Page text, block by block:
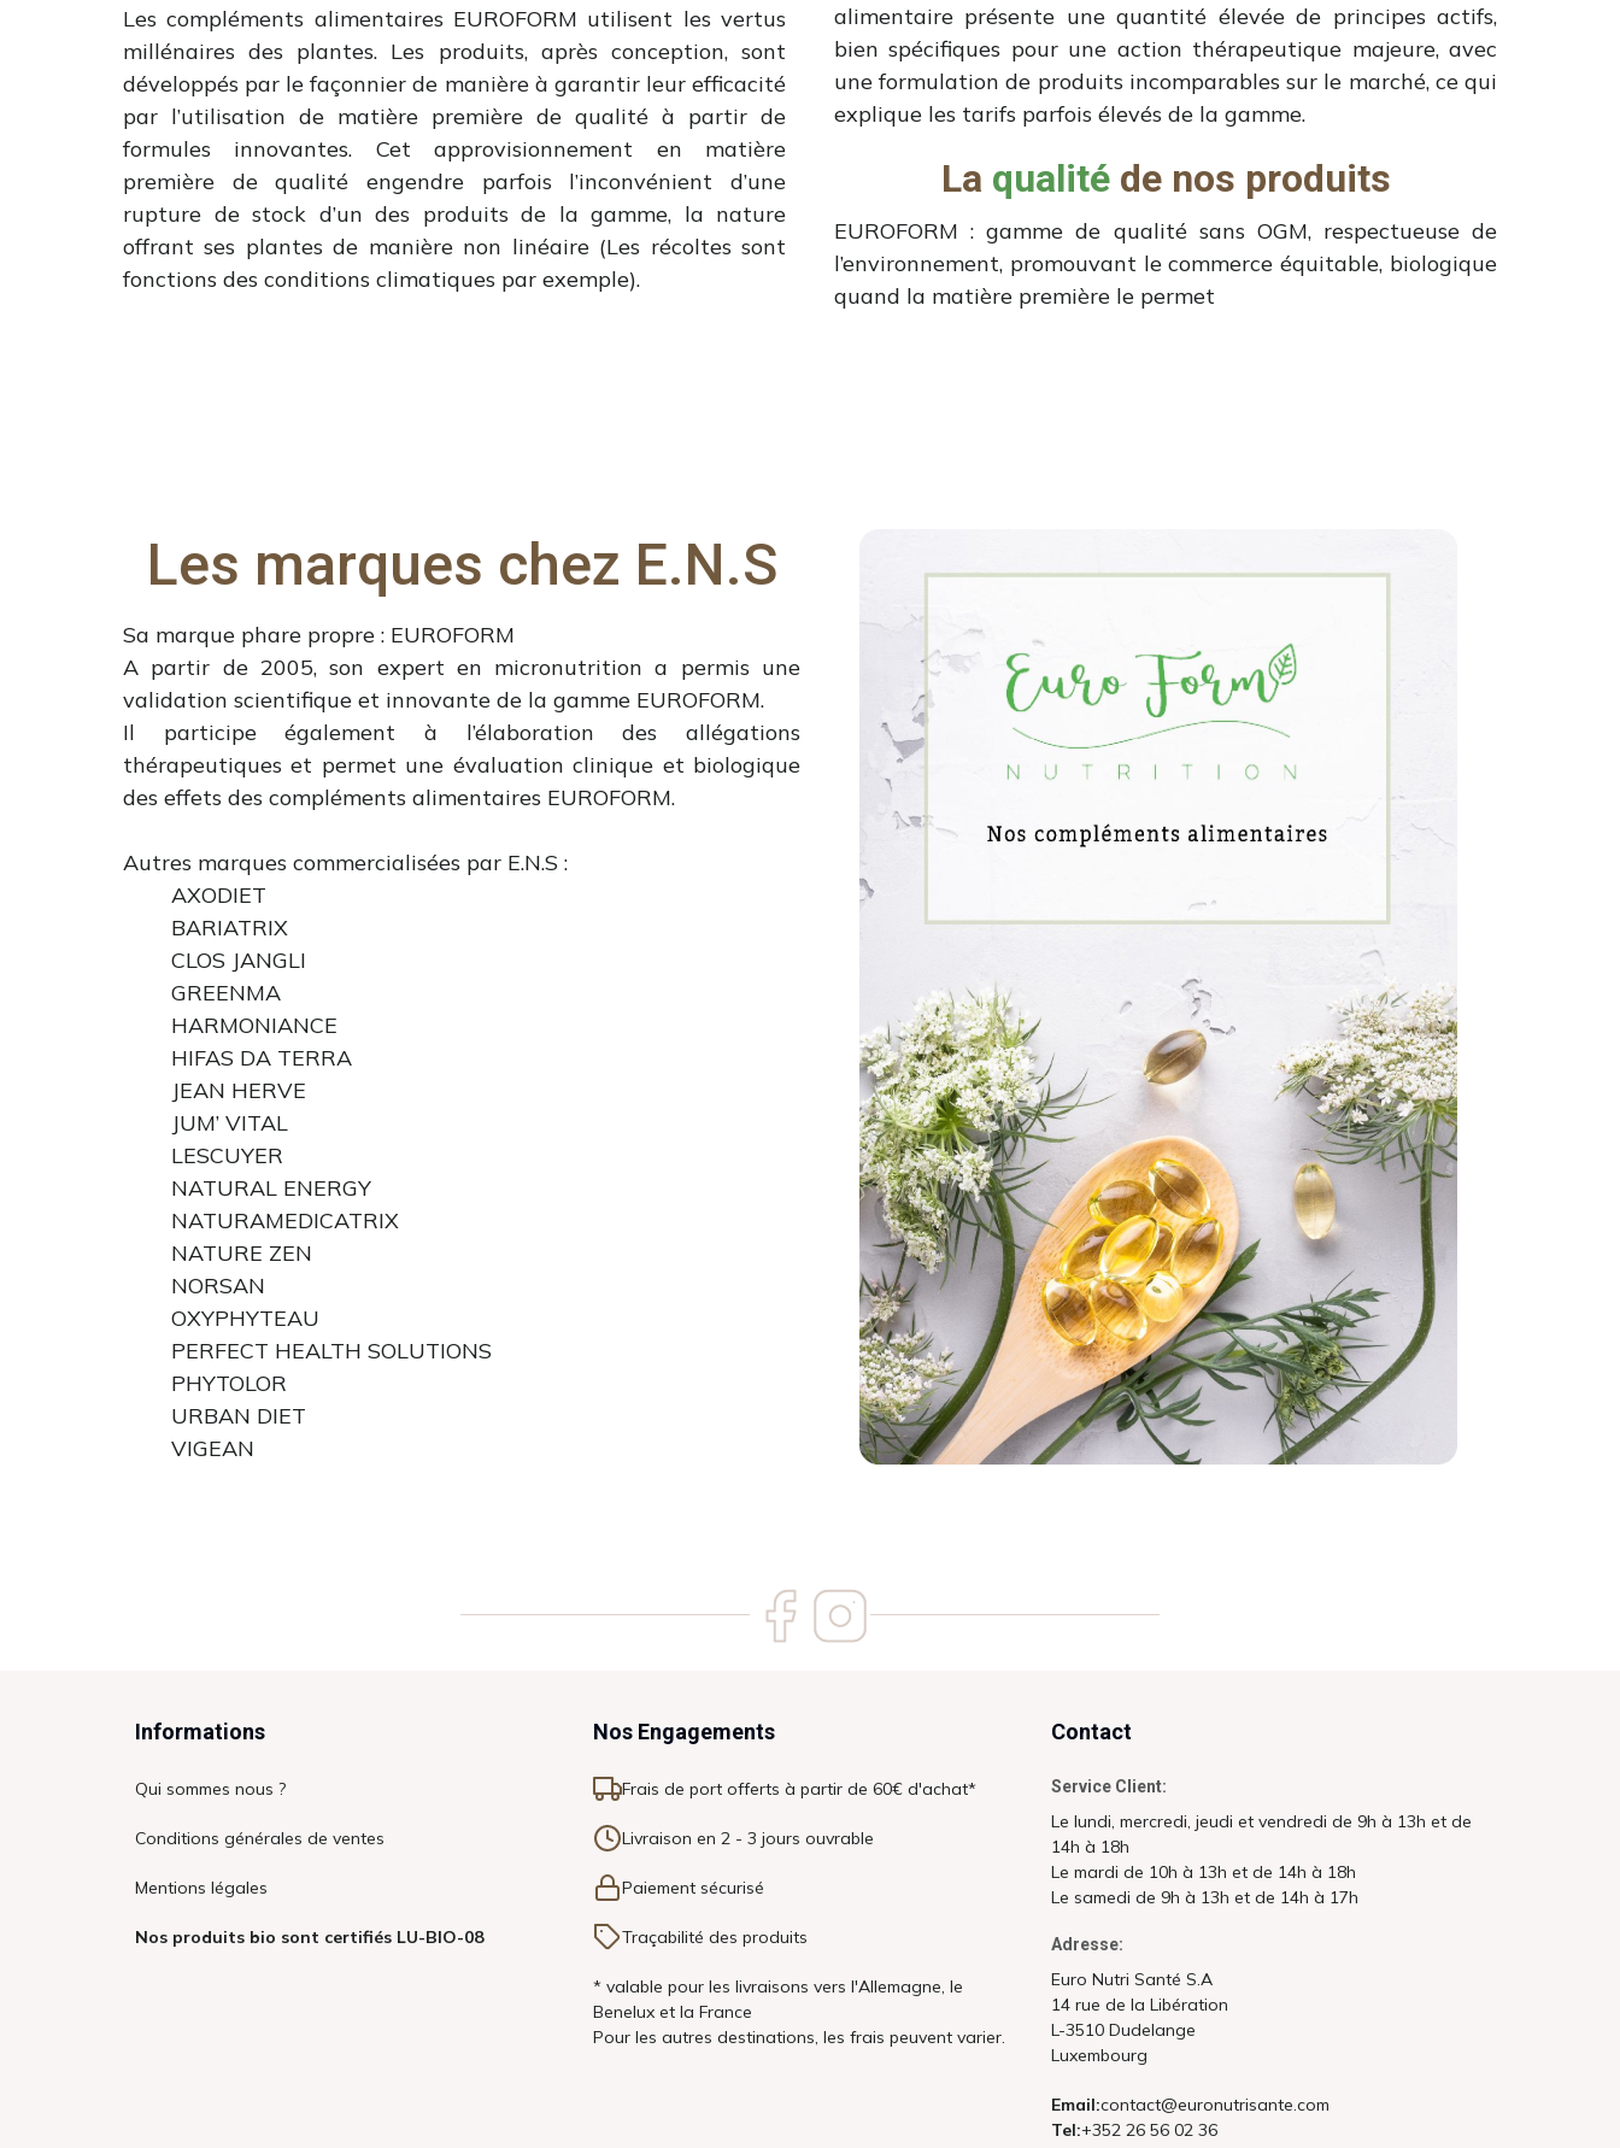
Les compléments alimentaires EUROFORM utilisent les vertus
millénaires des plantes. Les produits, après conception, sont
développés par le façonnier de manière à garantir leur efficacité
par l’utilisation de matière première de qualité à partir de
formules innovantes. Cet approvisionnement en matière
première de qualité engendre parfois l’inconvénient d’une
rupture de stock d’un des produits de la gamme, la nature
offrant ses plantes de manière non linéaire (Les récoltes sont
fonctions des conditions climatiques par exemple).
alimentaire présente une quantité élevée de principes actifs,
bien spécifiques pour une action thérapeutique majeure, avec
une formulation de produits incomparables sur le marché, ce qui
explique les tarifs parfois élevés de la gamme.
La qualitéde nos produits
EUROFORM : gamme de qualité sans OGM, respectueuse de
l’environnement, promouvant le commerce équitable, biologique
quand la matière première le permet
Les marques chez E.N.S
Sa marque phare propre : EUROFORM
A partir de 2005, son expert en micronutrition a permis une
validation scientifique et innovante de la gamme EUROFORM.
Il participe également à l’élaboration des allégations
thérapeutiques et permet une évaluation clinique et biologique
des effets des compléments alimentaires EUROFORM.
Autres marques commercialisées par E.N.S :
AXODIET
BARIATRIX
CLOS JANGLI
GREENMA
HARMONIANCE
HIFAS DA TERRA
JEAN HERVE
JUM’ VITAL
LESCUYER
NATURAL ENERGY
NATURAMEDICATRIX
NATURE ZEN
NORSAN
OXYPHYTEAU
PERFECT HEALTH SOLUTIONS
PHYTOLOR
URBAN DIET
VIGEAN
Informations
Qui sommes nous ?
Conditions générales de ventes
Mentions légales
Nos produits bio sont certifiés LU-BIO-08
Nos Engagements
Frais de port offerts à partir de 60€ d'achat*
Livraison en 2 - 3 jours ouvrable
Paiement sécurisé
Traçabilité des produits
* valable pour les livraisons vers l'Allemagne, le
Benelux et la France
Pour les autres destinations, les frais peuvent varier.
Contact
Service Client:
Le lundi, mercredi, jeudi et vendredi de 9h à 13h et de
14h à 18h
Le mardi de 10h à 13h et de 14h à 18h
Le samedi de 9h à 13h et de 14h à 17h
Adresse:
Euro Nutri Santé S.A
14 rue de la Libération
L-3510 Dudelange
Luxembourg
Email:contact@euronutrisante.com
Tel:+352 26 56 02 36